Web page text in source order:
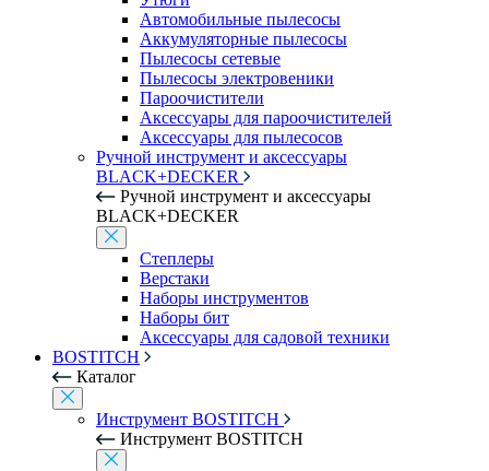
Автомобильные пылесосы
Аккумуляторные пылесосы
Пылесосы сетевые
Пылесосы электровеники
Пароочистители
Аксессуары для пароочистителей
Аксессуары для пылесосов
Ручной инструмент и аксессуары
BLACK+DECKER
Ручной инструмент и аксессуары
BLACK+DECKER
Степлеры
Верстаки
Наборы инструментов
Наборы бит
Аксессуары для садовой техники
BOSTITCH
Каталог
Инструмент BOSTITCH
Инструмент BOSTITCH